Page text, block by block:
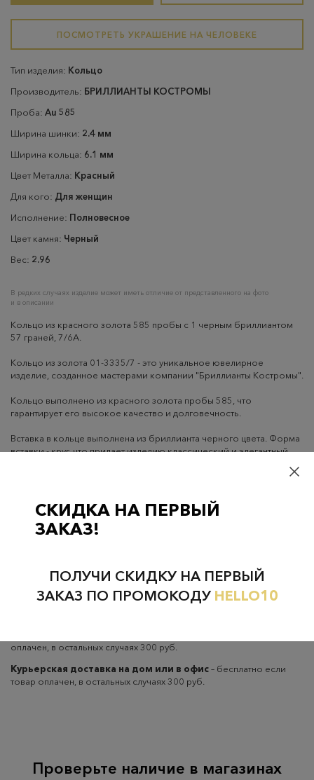
ПОСМОТРЕТЬ УКРАШЕНИЕ НА ЧЕЛОВЕКЕ
Тип изделия: Кольцо
Производитель: БРИЛЛИАНТЫ КОСТРОМЫ
Проба: Au 585
Ширина шинки: 2.4 мм
Ширина кольца: 6.1 мм
Цвет Металла: Красный
Для кого: Для женщин
Исполнение: Полновесное
Цвет камня: Черный
Вес: 2.96
В редких случаях изделие может иметь отличие от представленного на фото
и в описании
Кольцо из красного золота 585 пробы с 1 черным бриллиантом
57 граней, 7/6А.
Кольцо из золота 01-3335/7 - это уникальное ювелирное
изделие, созданное мастерами компании "Бриллианты Костромы".
Кольцо выполнено из красного золота пробы 585, что
гарантирует его высокое качество и долговечность.
Вставка в кольце выполнена из бриллианта черного цвета. Форма
вставки - круг, что придает изделию классический и элегантный
Кольцо из золота 01-3335/7 - это не просто украшение, это
Доставка Оплата Гарантия
оплачен, в остальных случаях 300 руб.
Курьерская доставка на дом или в офис– бесплатно если
товар оплачен, в остальных случаях 300 руб.
Проверьте наличие в магазинах
СКИДКА НА ПЕРВЫЙ
ЗАКАЗ!
ПОЛУЧИ СКИДКУ НА ПЕРВЫЙ
ЗАКАЗ ПО ПРОМОКОДУ HELLO10